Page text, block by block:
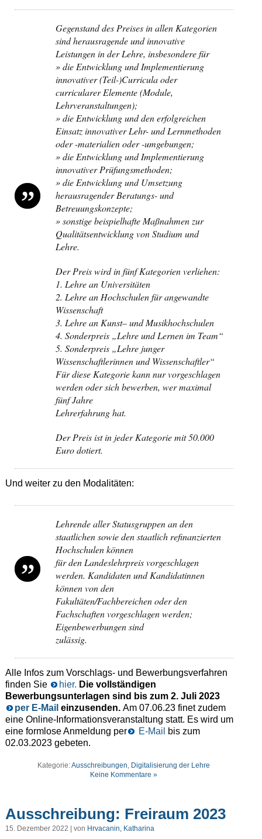
Gegenstand des Preises in allen Kategorien
sind herausragende und innovative
Leistungen in der Lehre, insbesondere für
» die Entwicklung und Implementierung
innovativer (Teil-)Curricula oder
curricularer Elemente (Module,
Lehrveranstaltungen);
» die Entwicklung und den erfolgreichen
Einsatz innovativer Lehr- und Lernmethoden
oder -materialien oder -umgebungen;
» die Entwicklung und Implementierung
innovativer Prüfungsmethoden;
» die Entwicklung und Umsetzung
herausragender Beratungs- und
Betreuungskonzepte;
» sonstige beispielhafte Maßnahmen zur
Qualitätsentwicklung von Studium und
Lehre.
Der Preis wird in fünf Kategorien verliehen:
1. Lehre an Universitäten
2. Lehre an Hochschulen für angewandte
Wissenschaft
3. Lehre an Kunst–und Musikhochschulen
4. Sonderpreis „Lehre und Lernen im Team“
5. Sonderpreis „Lehre junger
Wissenschaftlerinnen und Wissenschaftler“
Für diese Kategorie kann nur vorgeschlagen
werden oder sich bewerben, wermaximal
fünf Jahre
Lehrerfahrung hat.
Der Preis ist in jeder Kategorie mit 50.000
Euro dotiert.
Und weiter zu den Modalitäten:
Lehrende aller Statusgruppen an den
staatlichen sowie den staatlich refinanzierten
Hochschulen können
für den Landeslehrpreis vorgeschlagen
werden. Kandidaten und Kandidatinnen
können von den
Fakultäten/Fachbereichen oder den
Fachschaften vorgeschlagen werden;
Eigenbewerbungen sind
zulässig.
Alle Infos zum Vorschlags- und Bewerbungsverfahren
finden Sie
hier. Die vollständigen
Bewerbungsunterlagen sind bis zum 2. Juli 2023
per E-Mail einzusenden. Am 07.06.23 finet zudem
eine Online-Informationsveranstaltung statt. Es wird um
eine formlose Anmeldung per
E-Mail
bis zum
02.03.2023 gebeten.
Kategorie:Ausschreibungen, Digitalisierung der Lehre
Keine Kommentare »
Ausschreibung: Freiraum 2023
15. Dezember 2022 | von Hrvacanin, Katharina